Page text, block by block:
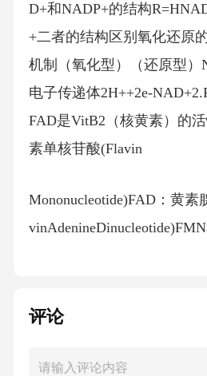
D+和NADP+的结构
+二者的结构区别氧化还原
机制（氧化型）（还原型）
电子传递体2H++2e-
FAD是VitB2（核黄素）的
素单核苷酸(Flavin
Mononucleotide)FAD：黄素
应
评论